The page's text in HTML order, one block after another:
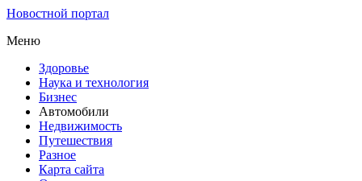
Новостной портал
Меню
Здоровье
Наука и технология
Бизнес
Автомобили
Недвижимость
Путешествия
Разное
Карта сайта